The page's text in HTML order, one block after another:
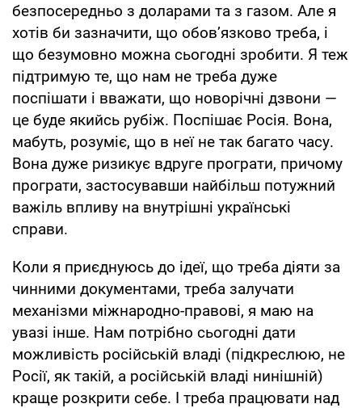
безпосередньо з доларами та з газом. Але я
хотів би зазначити, що обов’язково треба, і
що безумовно можна сьогодні зробити. Я теж
підтримую те, що нам не треба дуже
поспішати і вважати, що новорічні дзвони —
це буде якийсь рубіж. Поспішає Росія. Вона,
мабуть, розуміє, що в неї не так багато часу.
Вона дуже ризикує вдруге програти, причому
програти, застосувавши найбільш потужний
важіль впливу на внутрішні українські
справи.
Коли я приєднуюсь до ідеї, що треба діяти за
чинними документами, треба залучати
механізми міжнародно-правові, я маю на
увазі інше. Нам потрібно сьогодні дати
можливість російській владі (підкреслюю, не
Росії, як такій, а російській владі нинішній)
краще розкрити себе. І треба працювати над